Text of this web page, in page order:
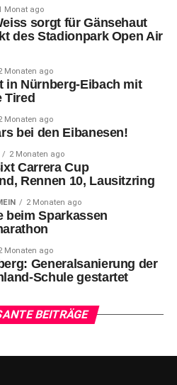
Monat ago
sorgt für Gänsehaut
des Stadionpark Open Air
Monaten ago
in Nürnberg-Eibach mit
Tired
Monaten ago
bei den Eibanesen!
2 Monaten ago
Carrera Cup
Rennen 10, Lausitzring
2 Monaten ago
beim Sparkassen
Monaten ago
Generalsanierung der
Schule gestartet
BEITRÄGE